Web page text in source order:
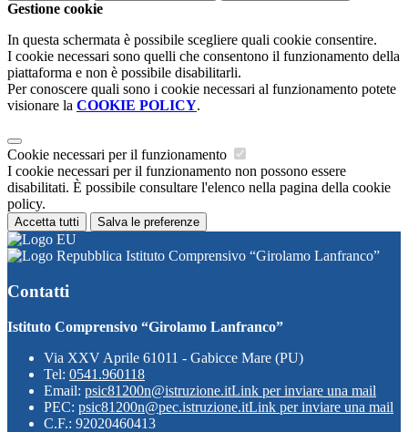
Gestione cookie
In questa schermata è possibile scegliere quali cookie consentire.
I cookie necessari sono quelli che consentono il funzionamento della
piattaforma e non è possibile disabilitarli.
Per conoscere quali sono i cookie necessari al funzionamento potete
visionare la COOKIE POLICY.
Cookie necessari per il funzionamento
I cookie necessari per il funzionamento non possono essere
disabilitati. È possibile consultare l'elenco nella pagina della cookie
policy.
Accetta tutti Salva le preferenze
Istituto Comprensivo “Girolamo Lanfranco”
Contatti
Istituto Comprensivo “Girolamo Lanfranco”
Via XXV Aprile 61011 - Gabicce Mare (PU)
Tel: 0541.960118
Email: psic81200n@istruzione.itLink per inviare una mail
PEC: psic81200n@pec.istruzione.itLink per inviare una mail
C.F.: 92020460413